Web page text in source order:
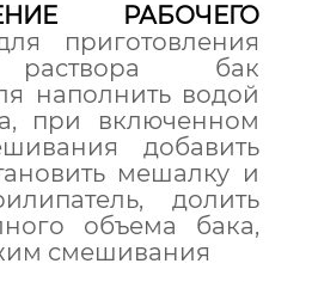
РАБОЧЕГО
приготовления
раствора бак
наполнить водой
при включенном
добавить
мешалку и
долить
объема бака,
смешивания